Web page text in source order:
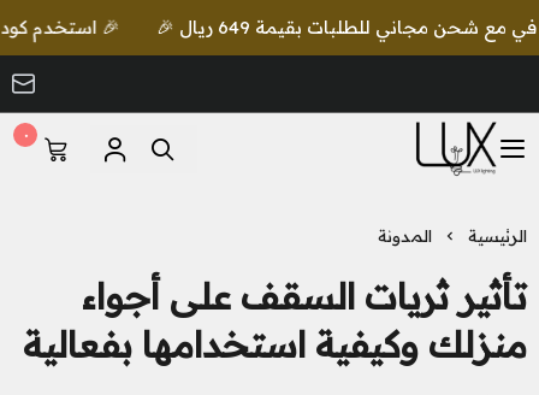
🎉 استخدم كود lux واحصل على خصم إضافي مع شحن مجاني للطلبات بقيمة 649 ريال 🎉
LUX Lighting
٠
الرئيسية المدونة
تأثير ثريات السقف على أجواء
منزلك وكيفية استخدامها بفعالية